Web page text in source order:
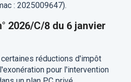
: 2025009647).
2026/C/8 du 6 janvier
réductions d'impôt
pour l'intervention